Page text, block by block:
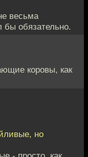
весьма
обязательно.
коровы, как
но